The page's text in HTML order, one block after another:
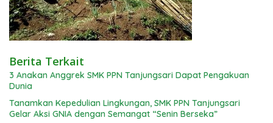
Berita Terkait
3 Anakan Anggrek SMK PPN Tanjungsari Dapat Pengakuan
Dunia
Tanamkan Kepedulian Lingkungan, SMK PPN Tanjungsari
Gelar Aksi GNIA dengan Semangat “Senin Berseka”